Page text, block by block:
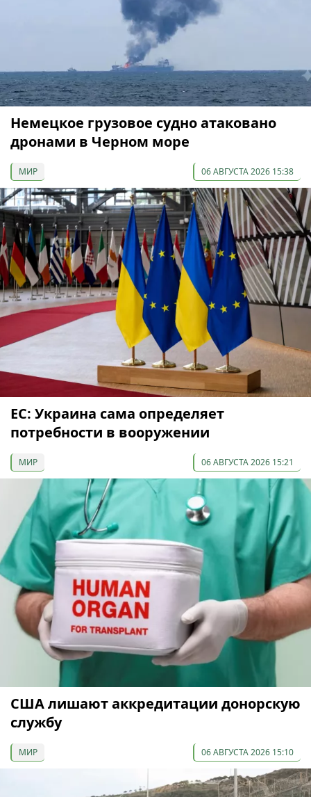
Немецкое грузовое судно атаковано
дронами в Черном море
МИР 06 АВГУСТА 2026 15:38
ЕС: Украина сама определяет
потребности в вооружении
МИР 06 АВГУСТА 2026 15:21
США лишают аккредитации донорскую
службу
МИР 06 АВГУСТА 2026 15:10